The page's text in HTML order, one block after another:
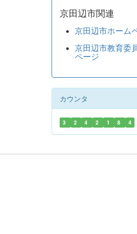
京田辺市関連
京田辺市ホーム
京田辺市教育委
ページ
カウンタ
3 2 4 2 1 8 4